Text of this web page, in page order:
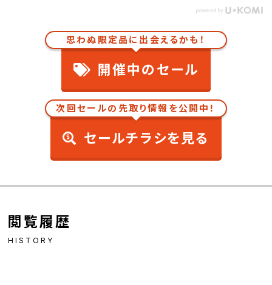
思わぬ限定品に出会えるかも！
開催中のセール
次回セールの先取り情報を公開中！
セールチラシを見る
閲覧履歴
HISTORY